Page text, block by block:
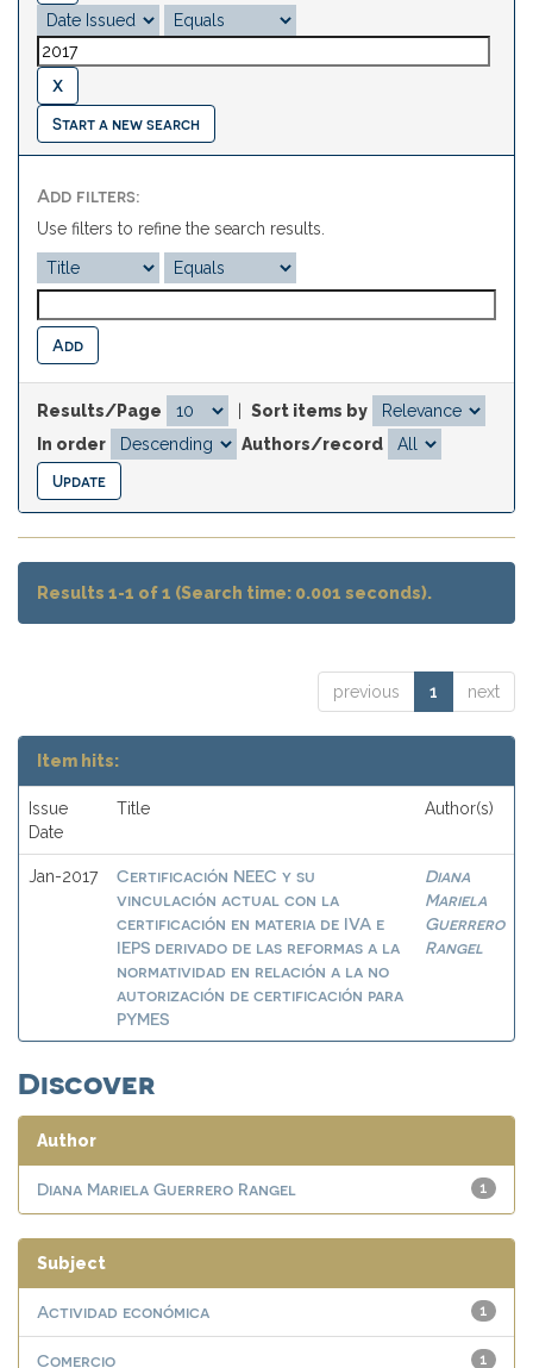
Start a new search
Add filters:
Use filters to refine the search results.
Results/Page
Sort items by
In order
Authors/record
Results 1-1 of 1 (Search time: 0.001 seconds).
previous 1 next
Item hits:
Issue
Date
Title Author(s)
Jan-2017
Certificación NEEC y su
vinculación actual con la
certificación en materia de IVA e
IEPS derivado de las reformas a la
normatividad en relación a la no
autorización de certificación para
PYMES
Diana
Mariela
Guerrero
Rangel
Discover
Author
1
Diana Mariela Guerrero Rangel
Subject
1
Actividad económica
1
Comercio